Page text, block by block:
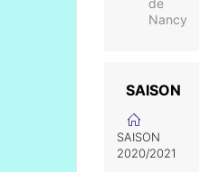
de
Nancy
SAISON
SAISON
2020/2021